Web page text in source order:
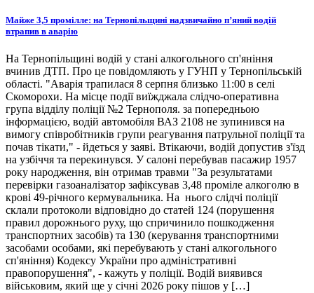
Майже 3,5 промілле: на Тернопільщині надзвичайно п’яний водій
втрапив в аварію
На Тернопільщині водій у стані алкогольного сп'яніння
вчинив ДТП. Про це повідомляють у ГУНП у Тернопільській
області. "Аварія трапилася 8 серпня близько 11:00 в селі
Скоморохи. На місце події виїжджала слідчо-оперативна
група відділу поліції №2 Тернополя. за попередньою
інформацією, водій автомобіля ВАЗ 2108 не зупинився на
вимогу співробітників групи реагування патрульної поліції та
почав тікати," - йдеться у заяві. Втікаючи, водій допустив з'їзд
на узбіччя та перекинувся. У салоні перебував пасажир 1957
року народження, він отримав травми "За результатами
перевірки газоаналізатор зафіксував 3,48 проміле алкоголю в
крові 49-річного кермувальника. На нього слідчі поліції
склали протоколи відповідно до статей 124 (порушення
правил дорожнього руху, що спричинило пошкодження
транспортних засобів) та 130 (керування транспортними
засобами особами, які перебувають у стані алкогольного
сп'яніння) Кодексу України про адміністративні
правопорушення", - кажуть у поліції. Водій виявився
військовим, який ще у січні 2026 року пішов у […]